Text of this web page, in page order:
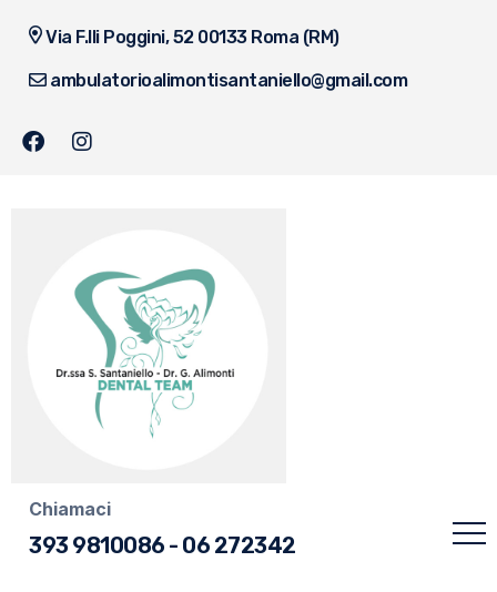
Via F.lli Poggini, 52 00133 Roma (RM)
ambulatorioalimontisantaniello@gmail.com
Chiamaci
393 9810086 - 06 272342